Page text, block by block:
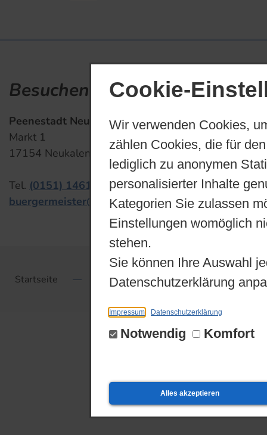
Cookie-
Wir verwenden Cookies,
zählen Cookies, die für
lediglich zu anonymen
personalisierter Inhalte
Kategorien Sie zulassen
Einstellungen womöglich
stehen.
Sie können Ihre Auswahl
Datenschutzerklärung
Impressum Datenschutzerklärung
Notwendig Komfort
Alles akzeptieren
Besuchen Sie unsKontakt und
Peenestadt Neukalen
Markt 1
17154 Neukalen
Tel. (0151) 14611844
buergermeister@stadt-neukalen.de
Startseite Anregungen Login